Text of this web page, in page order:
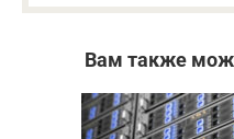
Вам также